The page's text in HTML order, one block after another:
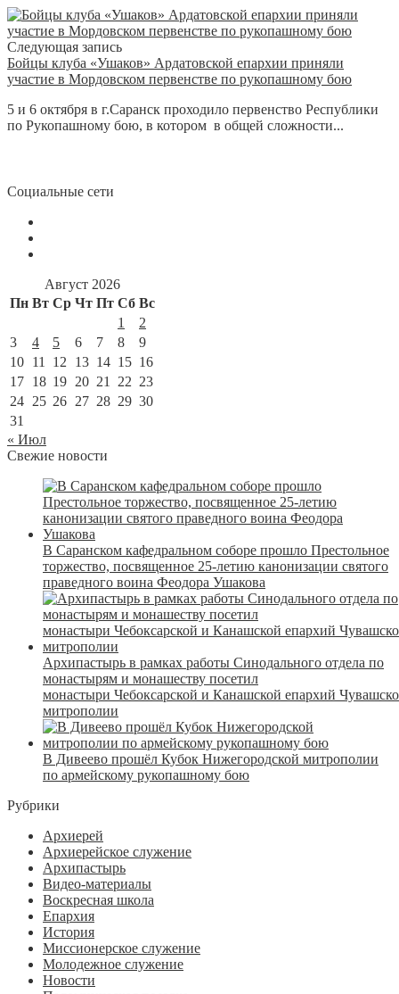
Следующая запись
Бойцы клуба «Ушаков» Ардатовской епархии приняли
участие в Мордовском первенстве по рукопашному бою
5 и 6 октября в г.Саранск проходило первенство Республики
по Рукопашному бою, в котором в общей сложности...
Социальные сети
Август 2026
Пн Вт Ср Чт Пт Сб Вс
1
2
3
4 5 6 7 8
9
10 11 12 13 14 15 16
17 18 19 20 21 22 23
24 25 26 27 28 29 30
31
« Июл
Свежие новости
В Саранском кафедральном соборе прошло Престольное
торжество, посвященное 25-летию канонизации святого
праведного воина Феодора Ушакова
Архипастырь в рамках работы Синодального отдела по
монастырям и монашеству посетил
монастыри Чебоксарской и Канашской епархий
митрополии
В Дивеево прошёл Кубок Нижегородской митрополии
по армейскому рукопашному бою
Рубрики
Архиерей
Архиерейское служение
Архипастырь
Видео-материалы
Воскресная школа
Епархия
История
Миссионерское служение
Молодежное служение
Новости